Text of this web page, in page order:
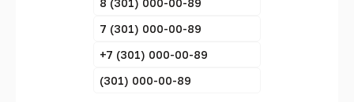
8 (301) 000-00-89
7 (301) 000-00-89
+7 (301) 000-00-89
(301) 000-00-89